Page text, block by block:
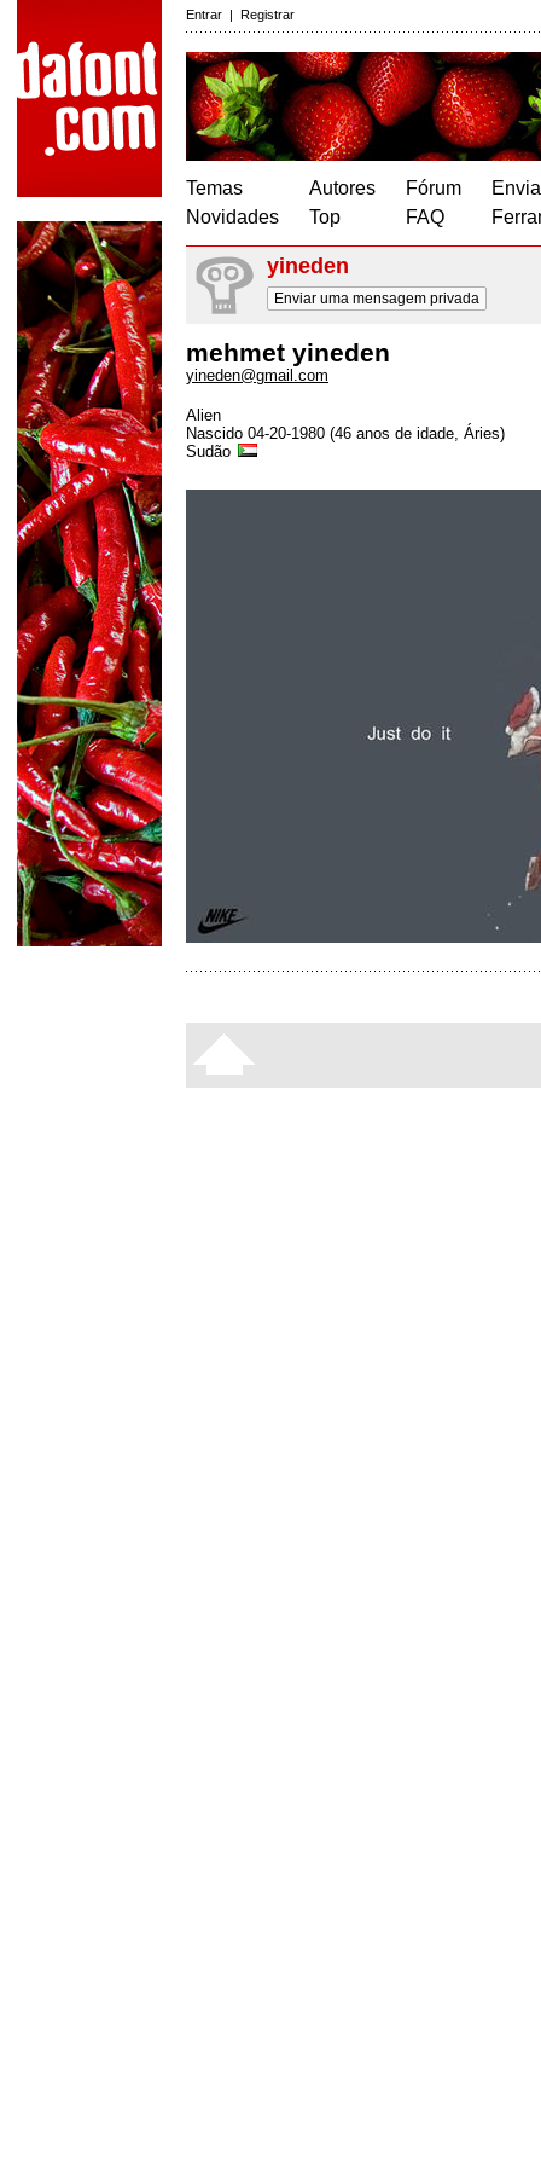
Entrar | Registrar
Temas
Novidades
Autores
Top
Fórum
FAQ
yineden
Enviar uma mensagem privada
mehmet yineden
yineden@gmail.com
Alien
Nascido 04-20-1980 (46 anos de idade, Áries)
Sudão